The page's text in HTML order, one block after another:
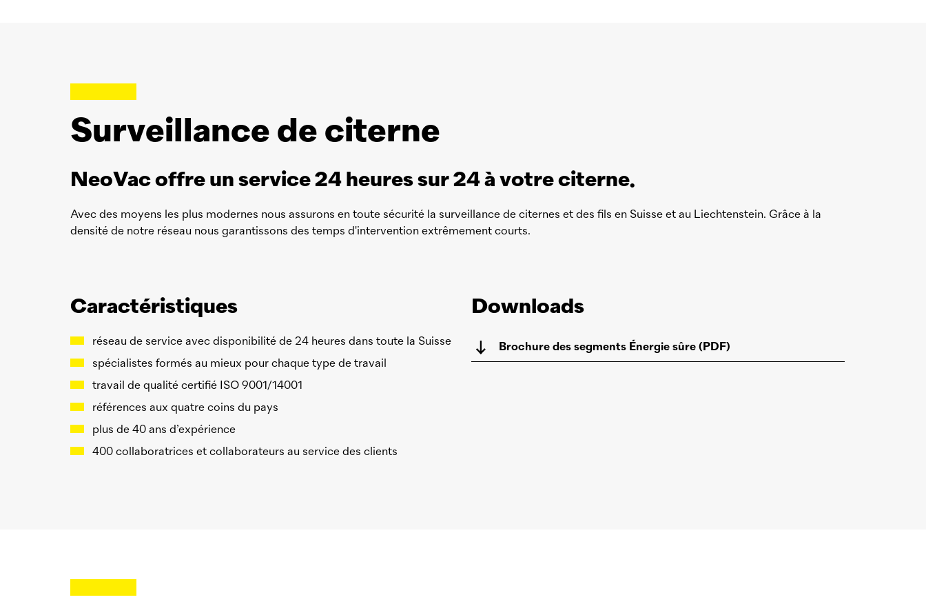
Surveillance de citerne
NeoVac offre un service 24 heures sur 24 à votre citerne.
Avec des moyens les plus modernes nous assurons en toute sécurité la surveillance de citernes et des fils en Suisse et au Liechtenstein. Grâce à la
densité de notre réseau nous garantissons des temps d'intervention extrêmement courts.
Caractéristiques
réseau de service avec disponibilité de 24 heures dans toute la Suisse
spécialistes formés au mieux pour chaque type de travail
travail de qualité certifié ISO 9001/14001
références aux quatre coins du pays
plus de 40 ans d’expérience
400 collaboratrices et collaborateurs au service des clients
Downloads
Brochure des segments Énergie sûre (PDF)